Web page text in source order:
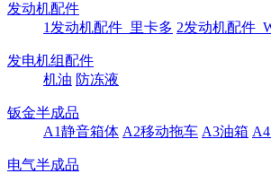
发动机配件
1发动机配件_里卡多 2发动机配件
发电机组配件
机油 防冻液
钣金半成品
A1静音箱体 A2移动拖车 A3油箱
电气半成品